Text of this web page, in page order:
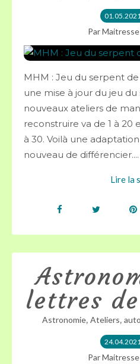
Par
MHM : Jeu du serpent de
une mise à jour du jeu
nouveaux ateliers de
reconstruire va de 1 à 20
à 30. Voilà une
nouveau de différencier....
Lire la
lettres
Astronomie, Ateliers,
Par